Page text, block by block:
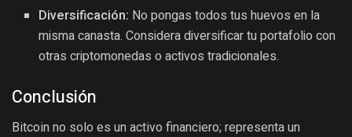
Diversificación: No pongas todos tus huevos en la
misma canasta. Considera diversificar tu portafolio con
otras criptomonedas o activos tradicionales.
Conclusión
Bitcoin no solo es un activo financiero; representa un